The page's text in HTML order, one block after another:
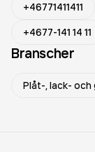
+46771411411
+4677-141 14 11
Branscher